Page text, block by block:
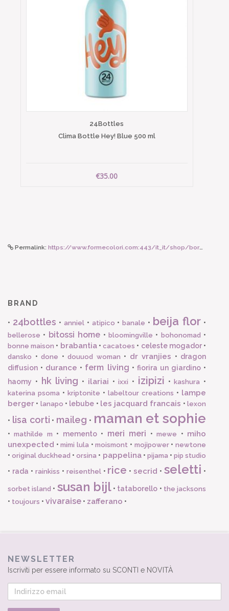
24Bottles
Clima Bottle Hey! Blue 500 ml
€35.00
Permalink: https://www.formecolori.com:443/it_it/shop/borse_e_zaini/borse/the_jacksons_borsa_a_mano_queen/6794
BRAND
• 24bottles • anniel• atipico •banale • beija flor •
bellerose • bitossi home • bloomingville • bohonomad •
bonne maison • brabantia•cacatoes • celeste mogador•
dansko • done • douuod woman • dr vranjies • dragon
diffusion • durance • ferm living • fiorira un giardino•
haomy • hk living • ilariai •ixxi • izipizi •kashura •
katerina psoma • kriptonite • labeltour creations • lampe
berger • lanapo • lebube • les jacquard francais •lexon
• lisa corti • maileg • maman et sophie
•mathilde m • memento• meri meri •mewe • miho
unexpected •mimi lula •moismont • mojipower•newtone
•original duckhead •orsina • pappelina• pijama • pip studio
• rada • rainkiss • reisenthel• rice •secrid •seletti •
sorbet island • susan bijl• tataborello • the jacksons
• toujours • vivaraise • zafferano •
NEWSLETTER
Iscriviti per essere informato su SCONTI e NOVITÀ